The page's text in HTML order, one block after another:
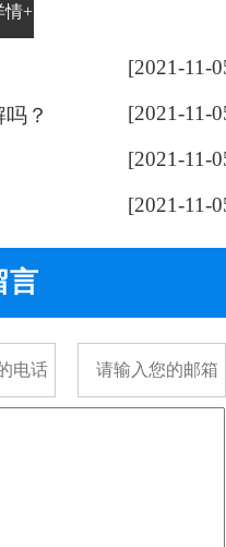
有留意，手表螺丝大部分
随小编脚步来带大家了解一
表螺丝属于精密螺丝，之所
决定的。手表精密螺丝，是
加工出来的，头部...
情+
[2021-11-
？ [2021-11-
[2021-11-
[2021-11-
言